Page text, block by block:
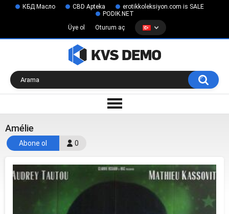
КБД Масло CBD Apteka
erotikkoleksiyon.com is SALE
PODIK.NET
Üye ol
Oturum aç
Amélie
0
Abone ol